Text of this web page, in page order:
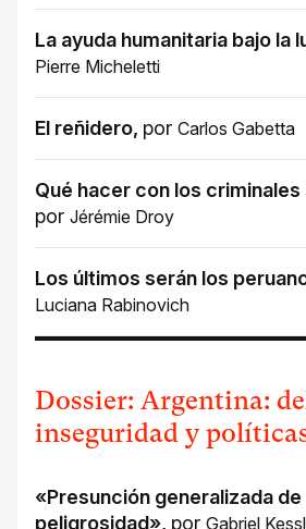
La ayuda humanitaria bajo la
Pierre Micheletti
El reñidero, por Carlos Gabetta
Qué hacer con los criminales
por Jérémie Droy
Los últimos serán los
Luciana Rabinovich
Dossier: Argentina:
inseguridad y
«Presunción generalizada de
peligrosidad», por Gabriel